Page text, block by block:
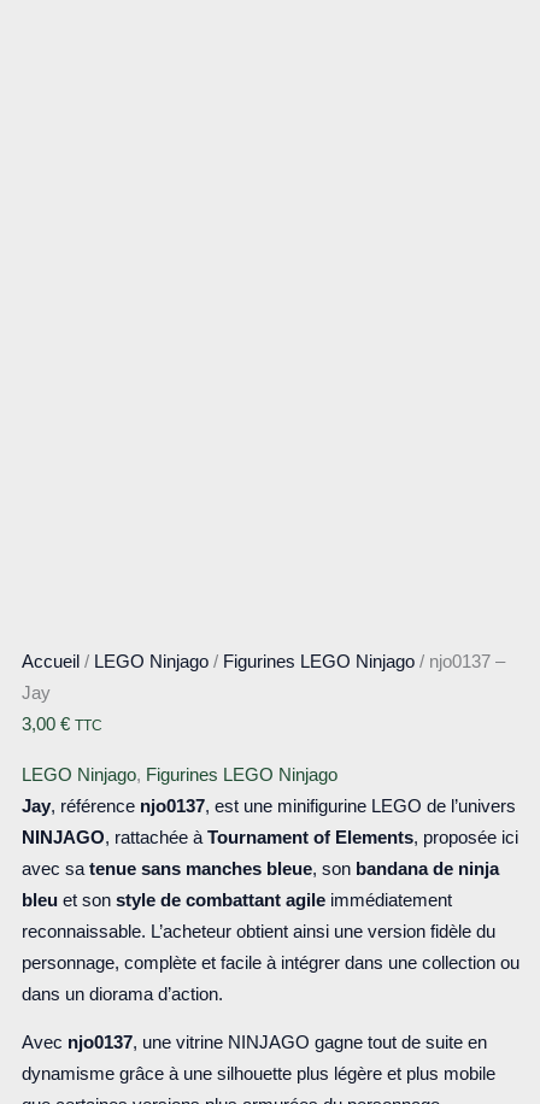
Accueil / LEGO Ninjago/ Figurines LEGO Ninjago/ njo0137 –
Jay
3,00 € TTC
LEGO Ninjago, Figurines LEGO Ninjago
Jay, référence njo0137, est une minifigurine LEGO de l’univers
NINJAGO, rattachée à Tournament of Elements, proposée ici
avec sa tenue sans manches bleue, son bandana de ninja
bleuet son style de combattant agileimmédiatement
reconnaissable. L’acheteur obtient ainsi une version fidèle du
personnage, complète et facile à intégrer dans une collection ou
dans un diorama d’action.
Avec njo0137, une vitrine NINJAGO gagne tout de suite en
dynamisme grâce à une silhouette plus légère et plus mobile